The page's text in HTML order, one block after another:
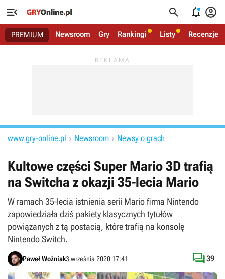
   
PREMIUM Newsroom Gry Rankingi Listy Recenzje
www.gry-online.pl  Newsroom  Newsy o grach
Kultowe części Super Mario 3D trafią
na Switcha z okazji 35-lecia Mario
W ramach 35-lecia istnienia serii Mario firma Nintendo
zapowiedziała dziś pakiety klasycznych tytułów
powiązanych z tą postacią, które trafią na konsolę
Nintendo Switch.
Paweł Woźniak3 września 2020 17:41 39